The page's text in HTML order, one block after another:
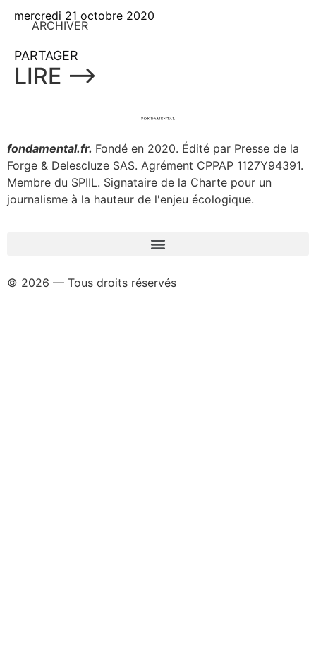
mercredi 21 octobre 2020
ARCHIVER
PARTAGER
LIRE ⟶
fondamental.fr. Fondé en 2020. Édité par Presse de la
Forge & Delescluze SAS. Agrément CPPAP 1127Y94391.
Membre du SPIIL. Signataire de la Charte pour un
journalisme à la hauteur de l'enjeu écologique.
© 2026 — Tous droits réservés